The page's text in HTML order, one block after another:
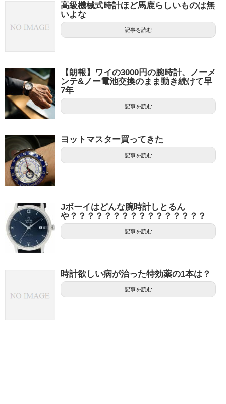
高級機械式時計ほど馬鹿らしいものは無
いよな
記事を読む
【朗報】ワイの3000円の腕時計、ノーメ
ンテ&ノー電池交換のまま動き続けて早
7年
記事を読む
ヨットマスター買ってきた
記事を読む
Jボーイはどんな腕時計しとるん
や？？？？？？？？？？？？？？？？
記事を読む
時計欲しい病が治った特効薬の1本は？
記事を読む